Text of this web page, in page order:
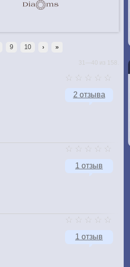
9 10 › »
31—40 из 158.
2 отзыва
1 отзыв
1 отзыв